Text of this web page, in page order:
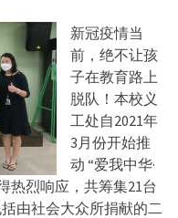
新冠疫情当
前，绝不让孩
子在教育路上
脱队！本校义
工处自2021年
3月份开始推
动 “爱我中华·
热烈响应，共筹集21台
由社会大众所捐献的二